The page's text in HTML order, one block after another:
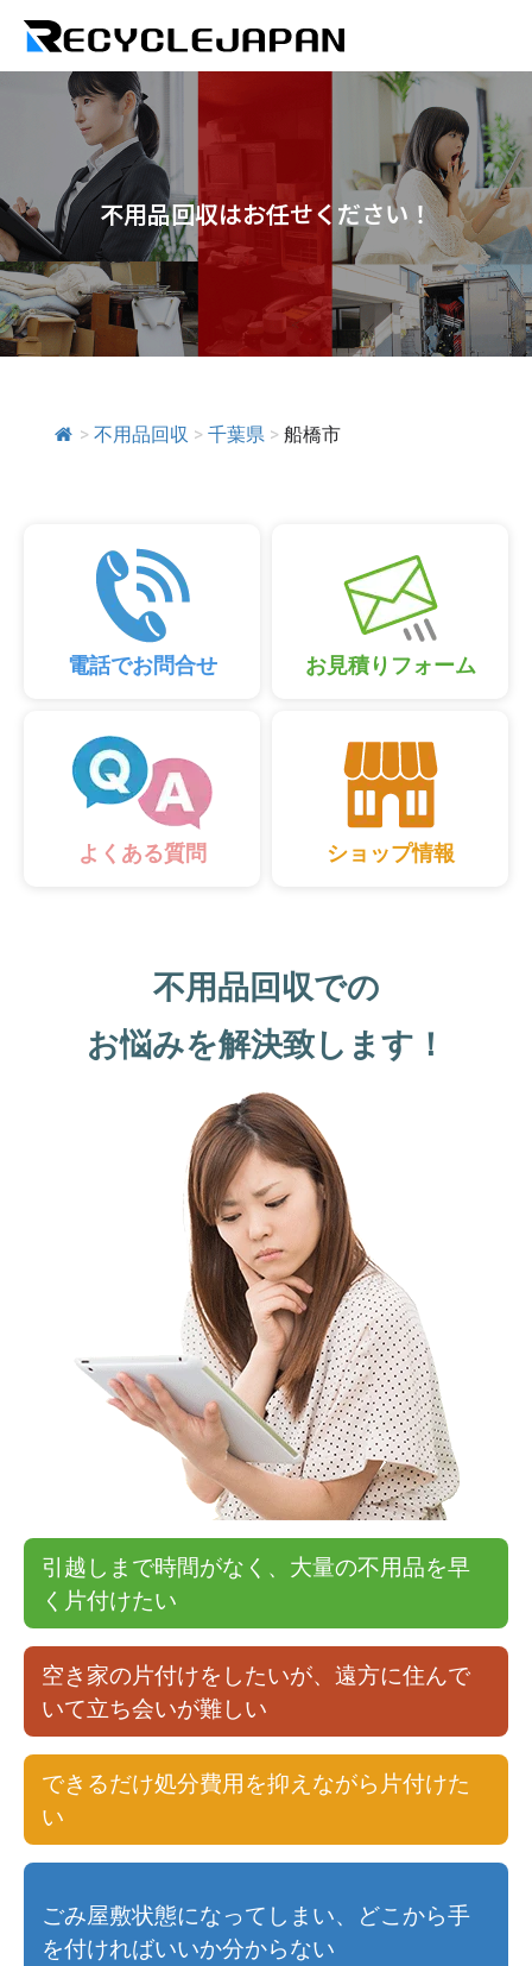
不用品回収はお任せください！
> 不用品回収 > 千葉県 > 船橋市
電話でお問合せ お見積りフォーム
よくある質問 ショップ情報
不用品回収での
お悩みを解決致します！
引越しまで時間がなく、大量の不用品を早
く片付けたい
空き家の片付けをしたいが、遠方に住んで
いて立ち会いが難しい
できるだけ処分費用を抑えながら片付けた
い
ごみ屋敷状態になってしまい、どこから手
を付ければいいか分からない